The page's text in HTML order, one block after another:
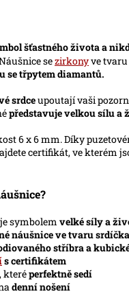
šťastného života a
sezirkonyve
se třpytem diamantů.
srdceupoutají vaši
představuje velkou sílu a
6 x 6 mm. Díky
certifikát, ve kterém
je symbolem velké síly a
náušnice ve tvaru
stříbra a
s certifikátem
kteréperfektně sedí
denní nošení